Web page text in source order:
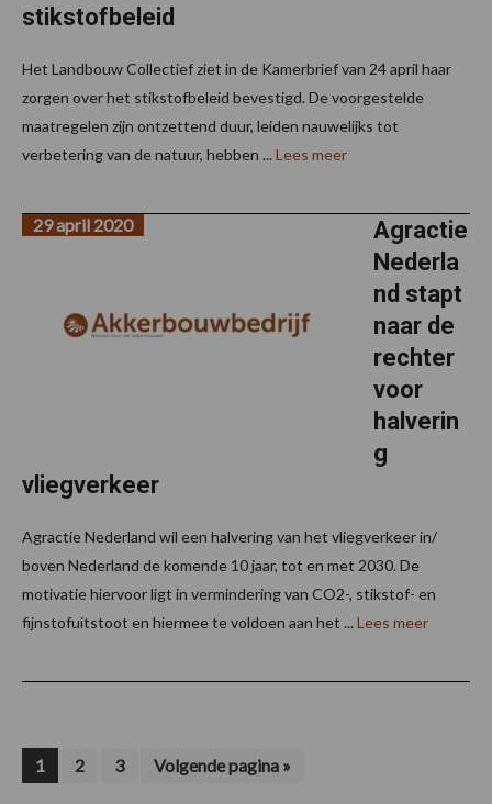
stikstofbeleid
Het Landbouw Collectief ziet in de Kamerbrief van 24 april haar
zorgen over het stikstofbeleid bevestigd. De voorgestelde
maatregelen zijn ontzettend duur, leiden nauwelijks tot
verbetering van de natuur, hebben ... Lees meer
Agractie
Nederla
nd stapt
naar de
rechter
voor
halverin
g
vliegverkeer
29 april 2020
Agractie Nederland wil een halvering van het vliegverkeer in/
boven Nederland de komende 10 jaar, tot en met 2030. De
motivatie hiervoor ligt in vermindering van CO2-, stikstof- en
fijnstofuitstoot en hiermee te voldoen aan het ... Lees meer
Pagina
1 Pagina
2 Pagina
3
Ga
naar
Volgende pagina »